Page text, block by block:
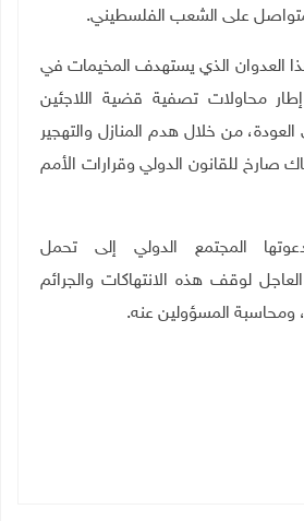
على الشعب الفلسطيني.
العدوان الذي يستهدف المخيمات في
محاولات تصفية قضية اللاجئين
من خلال هدم المنازل والتهجير
صارخ للقانون الدولي وقرارات الأمم
المجتمع الدولي إلى تحمل
لوقف هذه الانتهاكات والجرائم
ومحاسبة المسؤولين عنه.